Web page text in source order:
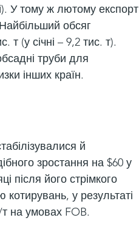
У тому ж лютому експорт
обсяг
(у січні – 9,2 тис. т).
труби для
інших країн.
й
зростання на $60 у
після його стрімкого
у результаті
на умовах FOB.